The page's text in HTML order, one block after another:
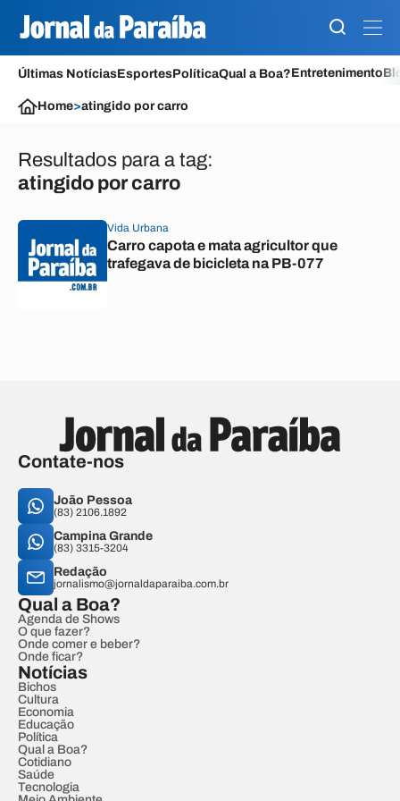
Últimas NotíciasEsportesPolíticaQual a Boa?Entretenimento
Home>atingido por carro
Resultados para a tag:
atingido por carro
Vida Urbana
Carro capota e mata agricultor que
trafegava de bicicleta na PB-077
Contate-nos
João Pessoa
(83) 2106.1892
Campina Grande
(83) 3315-3204
Redação
jornalismo@jornaldaparaiba.com.br
Qual a Boa?
Agenda de Shows
O que fazer?
Onde comer e beber?
Onde ficar?
Notícias
Bichos
Cultura
Economia
Educação
Política
Qual a Boa?
Cotidiano
Saúde
Tecnologia